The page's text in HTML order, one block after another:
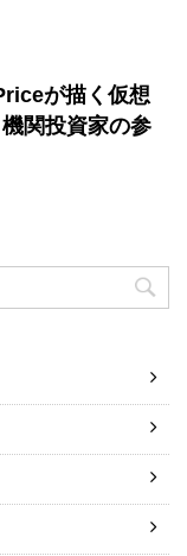
が描く仮想
関投資家の参